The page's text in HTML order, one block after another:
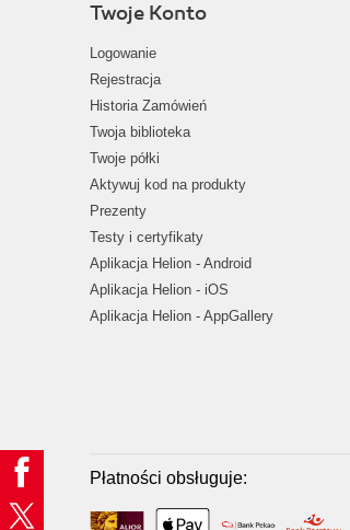
Twoje Konto
Logowanie
Rejestracja
Historia Zamówień
Twoja biblioteka
Twoje półki
Aktywuj kod na produkty
Prezenty
Testy i certyfikaty
Aplikacja Helion - Android
Aplikacja Helion - iOS
Aplikacja Helion - AppGallery
Płatności obsługuje: